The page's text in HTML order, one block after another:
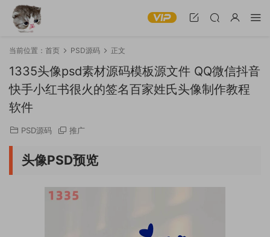
当前位置： 首页 PSD源码 正文
1335头像psd素材源码模板源文件 QQ微信抖音
快手小红书很火的签名百家姓氏头像制作教程
软件
PSD源码 推广
头像PSD预览